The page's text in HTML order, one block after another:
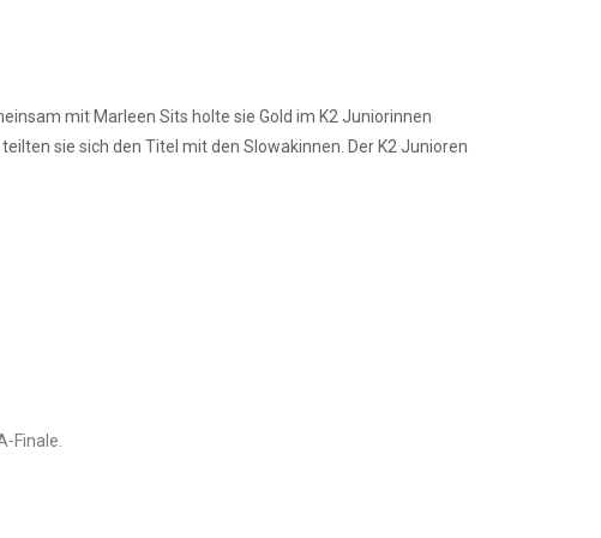
mit Marleen Sits holte sie Gold im K2 Juniorinnen
sie sich den Titel mit den Slowakinnen. Der K2 Junioren
Finale.